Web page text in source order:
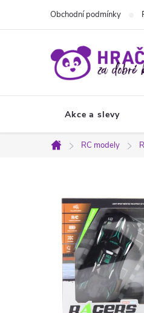
Obchodní podmínky
Akce a slevy
Domů
RC modely